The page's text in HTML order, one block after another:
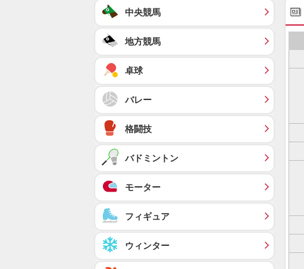
中央競馬
地方競馬
卓球
バレー
格闘技
バドミントン
モーター
フィギュア
ウィンター